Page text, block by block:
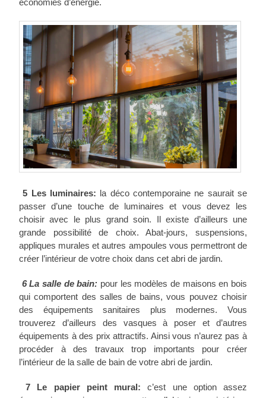
économies d’énergie.
5 Les luminaires: la déco contemporaine ne saurait se
passer d’une touche de luminaires et vous devez les
choisir avec le plus grand soin. Il existe d’ailleurs une
grande possibilité de choix. Abat-jours, suspensions,
appliques murales et autres ampoules vous permettront de
créer l’intérieur de votre choix dans cet abri de jardin.
6 La salle de bain: pour les modèles de maisons en bois
qui comportent des salles de bains, vous pouvez choisir
des équipements sanitaires plus modernes. Vous
trouverez d’ailleurs des vasques à poser et d’autres
équipements à des prix attractifs. Ainsi vous n’aurez pas à
procéder à des travaux trop importants pour créer
l’intérieur de la salle de bain de votre abri de jardin.
7 Le papier peint mural: c’est une option assez